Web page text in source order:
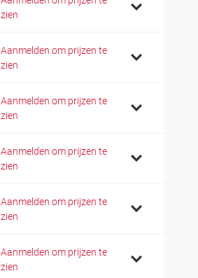
zien
Aanmelden om prijzen te
zien
Aanmelden om prijzen te
zien
Aanmelden om prijzen te
zien
Aanmelden om prijzen te
zien
Aanmelden om prijzen te
zien